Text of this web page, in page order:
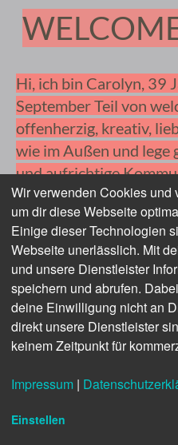
Hi, ich bin Carolyn, 39
September Teil von
offenherzig, kreativ,
wie im Außen und
und aufrichtige
Alltag macht mir der
Spaß – welche
aus der Gegend, wo
Produkte, an welchen
schönsten nachhaltig
schneiden… Aber ich
gerne über den
eigenen Horizont
Gespräche finde ich
lerne ich dabei von
Wir verwenden Cookies und
um dir diese Webseite
Einige dieser Technologien
Webseite unerlässlich. Mit
und unsere Dienstleister
speichern und abrufen.
deine Einwilligung nicht an
direkt unsere Dienstleister
keinem Zeitpunkt für
Impressum |
Einstellen